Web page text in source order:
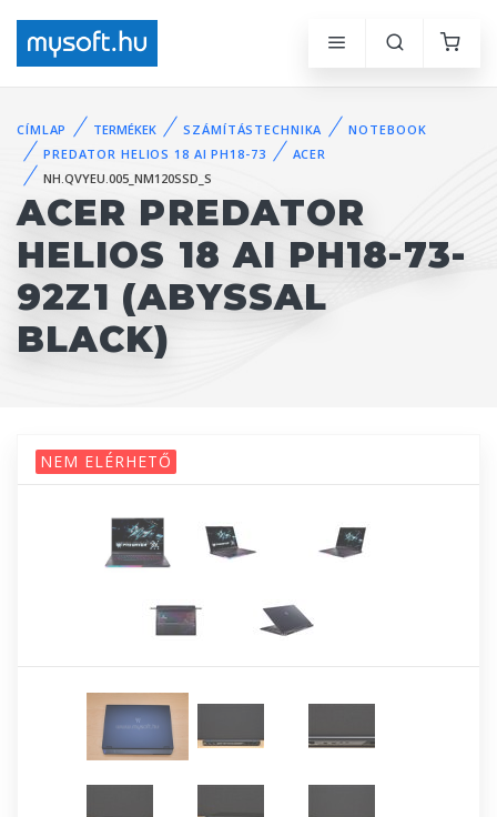
CÍMLAP TERMÉKEK SZÁMÍTÁSTECHNIKA
NOTEBOOK
PREDATOR HELIOS 18 AI PH18-73
ACER
NH.QVYEU.005_NM120SSD_S
ACER PREDATOR
HELIOS 18 AI PH18-73-
92Z1 (ABYSSAL
BLACK)
NEM ELÉRHETŐ